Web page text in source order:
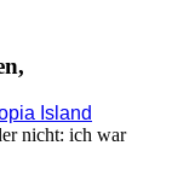
Island
nicht: ich war